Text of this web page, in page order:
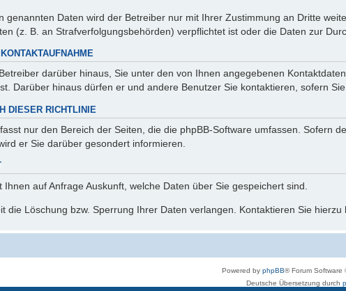
genannten Daten wird der Betreiber nur mit Ihrer Zustimmung an Dritte
(z. B. an Strafverfolgungsbehörden) verpflichtet ist oder die Daten zur
darüber hinaus, Sie unter den von Ihnen angegebenen
Darüber hinaus dürfen er und andere Benutzer Sie kontaktieren, sofern
DIESER RICHTLINIE
nur den Bereich der Seiten, die die phpBB-Software umfassen. Sofern
er Sie darüber gesondert informieren.
Ihnen auf Anfrage Auskunft, welche Daten über Sie gespeichert sind.
die Löschung bzw. Sperrung Ihrer Daten verlangen. Kontaktieren Sie hierzu
Powered by phpBB® Forum Software
Deutsche Übersetzung durch